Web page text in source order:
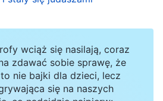
jedną zasadę: trzeba,
się wszystkiemu, co
na to, czy na pozór
wciąż się nasilają, coraz
zdawać sobie sprawę, że
nie bajki dla dzieci, lecz
się na naszych